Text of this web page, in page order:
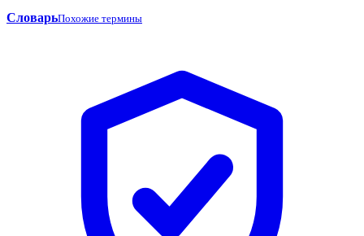
СловарьПохожие термины